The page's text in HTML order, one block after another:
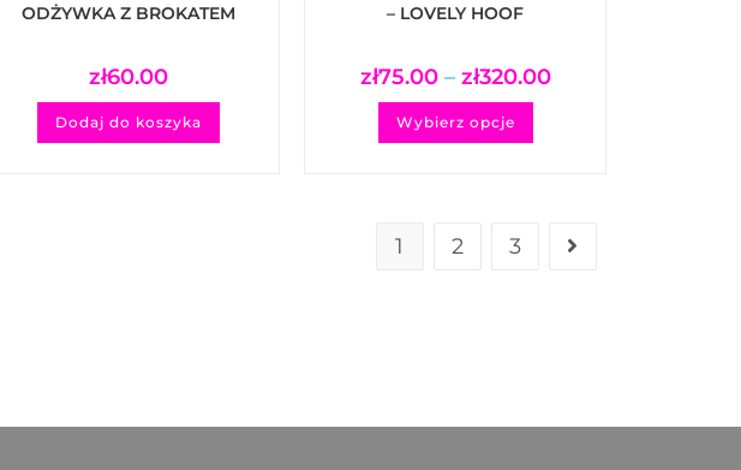
ODŻYWKA Z BROKATEM
GLOSSY STAR – SILVER
zł60.00
Dodaj do koszyka
– LOVELY HOOF
zł75.00 – zł320.00
Wybierz opcje
1 2 3